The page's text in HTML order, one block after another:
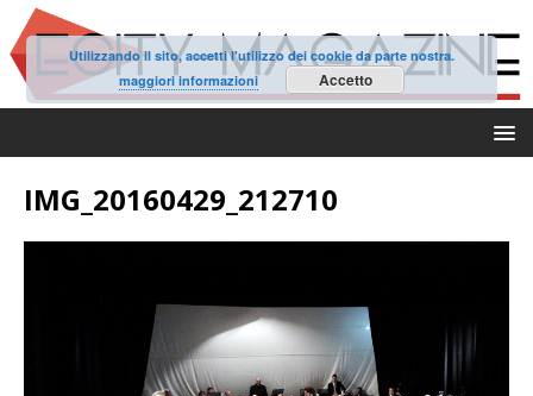
IMG_20160429_212710
Utilizzando il sito, accetti l'utilizzo dei cookie da parte nostra.
maggiori informazioni
Accetto